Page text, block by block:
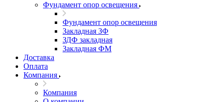
Фундамент опор освещения
Фундамент опор освещения
Закладная ЗФ
ЗДФ закладная
Закладная ФМ
Доставка
Оплата
Компания
Компания